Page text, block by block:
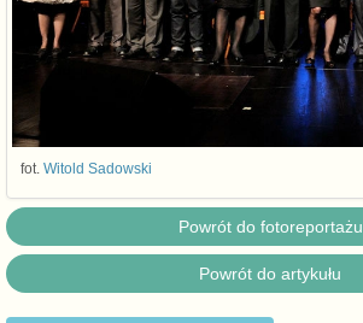
fot. Witold Sadowski
Powrót do fotoreportażu
Powrót do artykułu